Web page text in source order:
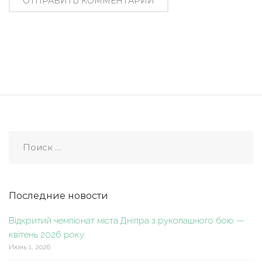
Последние новости
Відкритий чемпіонат міста Дніпра з рукопашного бою —
квітень 2026 року.
Июнь 1, 2026